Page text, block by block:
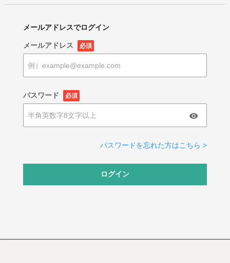
メールアドレスでログイン
メールアドレス 必須
パスワード 必須
パスワードを忘れた方はこちら >
ログイン